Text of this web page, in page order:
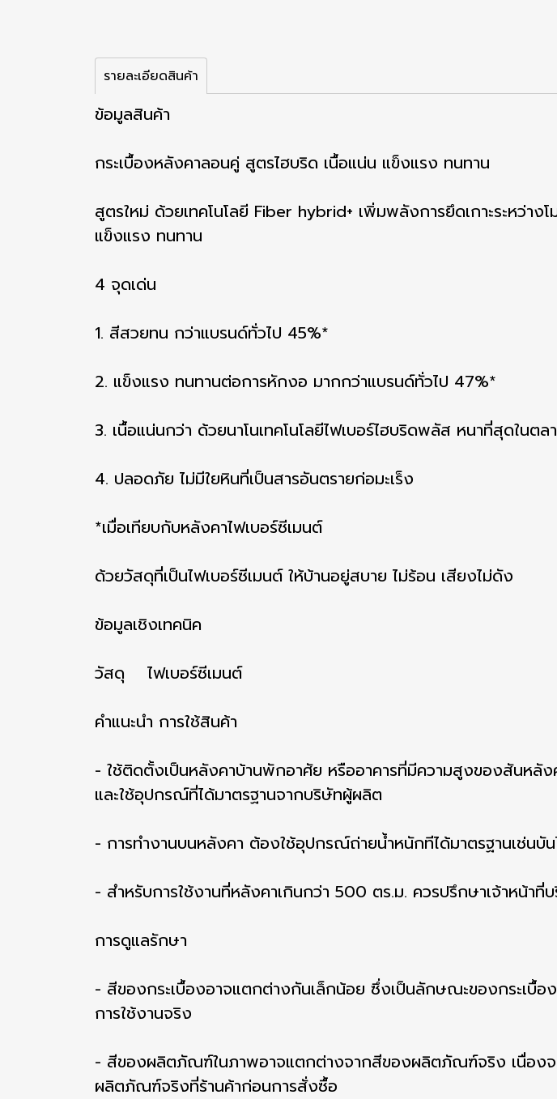
รายละเอียดสินค้า
ข้อมูลสินค้า
กระเบื้องหลังคาลอนคู่ สูตรไฮบริด เนื้อแน่น แข็งแรง ทนทาน
สูตรใหม่ ด้วยเทคโนโลยี Fiber hybrid+ เพิ่มพลังการยึดเกาะระหว่าง
แข็งแรง ทนทาน
4 จุดเด่น
1. สีสวยทน กว่าแบรนด์ทั่วไป 45%*
2. แข็งแรง ทนทานต่อการหักงอ มากกว่าแบรนด์ทั่วไป 47%*
3. เนื้อแน่นกว่า ด้วยนาโนเทคโนโลยีไฟเบอร์ไฮบริดพลัส หนาที่สุดในตล
4. ปลอดภัย ไม่มีใยหินที่เป็นสารอันตรายก่อมะเร็ง
*เมื่อเทียบกับหลังคาไฟเบอร์ซีเมนต์
ด้วยวัสดุที่เป็นไฟเบอร์ซีเมนต์ ให้บ้านอยู่สบาย ไม่ร้อน เสียงไม่ดัง
ข้อมูลเชิงเทคนิค
วัสดุ ไฟเบอร์ซีเมนต์
คำแนะนำ การใช้สินค้า
- ใช้ติดตั้งเป็นหลังคาบ้านพักอาศัย หรืออาคารที่มีความสูงของสันห
และใช้อุปกรณ์ที่ได้มาตรฐานจากบริษัทผู้ผลิต
- การทำงานบนหลังคา ต้องใช้อุปกรณ์ถ่ายน้ำหนักทีได้มาตรฐานเช่นบัน
- สำหรับการใช้งานที่หลังคาเกินกว่า 500 ตร.ม. ควรปรึกษาเจ้าหน้าที่
การดูแลรักษา
- สีของกระเบื้องอาจแตกต่างกันเล็กน้อย ซึ่งเป็นลักษณะของกระเบื้อ
การใช้งานจริง
- สีของผลิตภัณฑ์ในภาพอาจแตกต่างจากสีของผลิตภัณฑ์จริง เนื่อง
ผลิตภัณฑ์จริงที่ร้านค้าก่อนการสั่งซื้อ